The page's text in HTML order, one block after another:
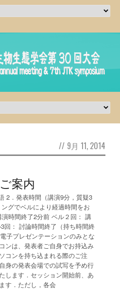
// 9月 11, 2014
案内
2．発表時間（講演9分，質疑3
グでベルにより経過時間をお
時間終了2分前 ベル２回： 講
回： 討論時間終了（持ち時間終
子プレゼンテーションのみとな
ンは、発表者ご自身でお持込み
コンを持ち込まれる際のご注
身の発表会場での試写を予め行
します．セッション開始前、あ
す．ただし，各会